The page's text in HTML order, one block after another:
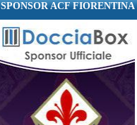
SPONSOR ACF FIORENTINA